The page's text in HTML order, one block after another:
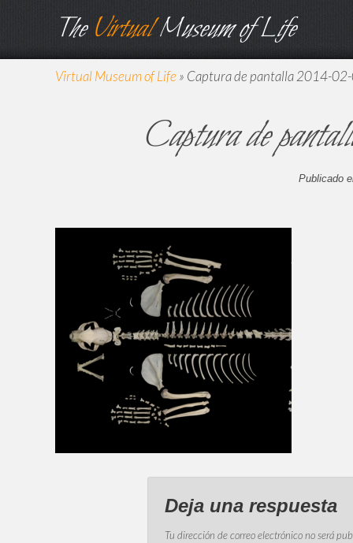
TheVirtualMuseum of Life
Virtual Museum of Life » Captura de pantalla 2014-
Captura de
Publicado
Deja una respuesta
Tu dirección de correo electrónico no será